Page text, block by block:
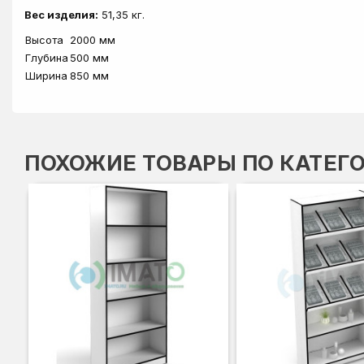
Вес изделия: 51,35 кг.
Высота
2000 мм
Глубина 500 мм
Ширина 850 мм
ПОХОЖИЕ ТОВАРЫ ПО